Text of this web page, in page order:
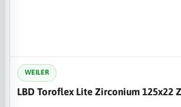
WEILER
LBD Toroflex Lite Zirconium 125x22